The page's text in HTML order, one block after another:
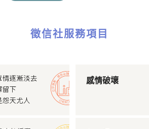
徵信社服務項目
感情破壞